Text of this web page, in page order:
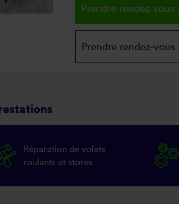
Prendre rendez-vous
Prendre rendez-vous
Réparation de volets
roulants et stores